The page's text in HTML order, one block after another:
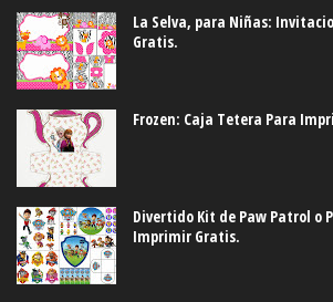
La Selva, para Niñas:
Gratis.
Frozen: Caja Tetera Para
Divertido Kit de Paw Patrol o
Imprimir Gratis.